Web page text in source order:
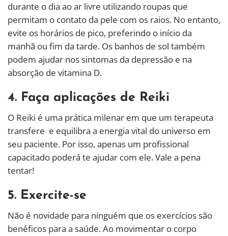
durante o dia ao ar livre utilizando roupas que
permitam o contato da pele com os raios. No entanto,
evite os horários de pico, preferindo o início da
manhã ou fim da tarde. Os banhos de sol também
podem ajudar nos sintomas da depressão e na
absorção de vitamina D.
4. Faça aplicações de Reiki
O Reiki é uma prática milenar em que um terapeuta
transfere e equilibra a energia vital do universo em
seu paciente. Por isso, apenas um profissional
capacitado poderá te ajudar com ele. Vale a pena
tentar!
5. Exercite-se
Não é novidade para ninguém que os exercícios são
benéficos para a saúde. Ao movimentar o corpo